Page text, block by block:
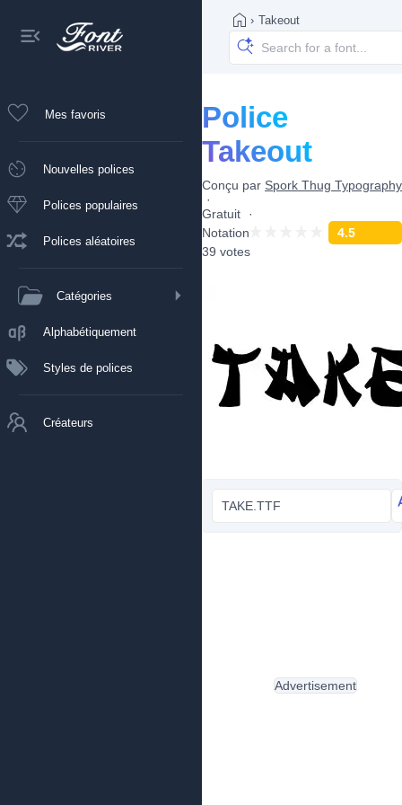
Mes favoris
Nouvelles polices
Polices populaires
Polices aléatoires
Catégories
Alphabétiquement
Styles de polices
Créateurs
› Takeout
Police
Takeout
Conçu par Spork Thug Typography
Gratuit
Notation
4.5
39 votes
TAKE.TTF
Advertisement